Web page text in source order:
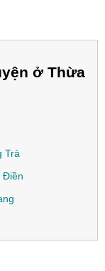
ở Thừa
Trà
Điền